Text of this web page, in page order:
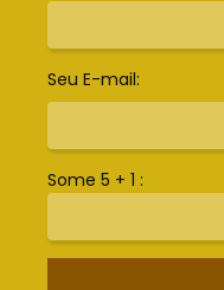
Seu E-mail:
Some 5 + 1 :